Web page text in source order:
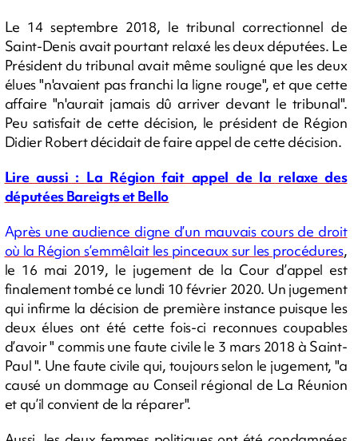
Le 14 septembre 2018, le tribunal correctionnel de
Saint-Denis avait pourtant relaxé les deux députées. Le
Président du tribunal avait même souligné que les deux
élues "n'avaient pas franchi la ligne rouge", et que cette
affaire "n'aurait jamais dû arriver devant le tribunal".
Peu satisfait de cette décision, le président de Région
Didier Robert décidait de faire appel de cette décision.
Lire aussi : La Région fait appel de la relaxe des
députées Bareigts et Bello
Après une audience digne d’un mauvais cours de droit
où la Région s’emmêlait les pinceaux sur les procédures,
le 16 mai 2019, le jugement de la Cour d’appel est
finalement tombé ce lundi 10 février 2020. Un jugement
qui infirme la décision de première instance puisque les
deux élues ont été cette fois-ci reconnues coupables
d’avoir " commis une faute civile le 3 mars 2018 à Saint-
Paul ". Une faute civile qui, toujours selon le jugement, "a
causé un dommage au Conseil régional de La Réunion
et qu’il convient de la réparer".